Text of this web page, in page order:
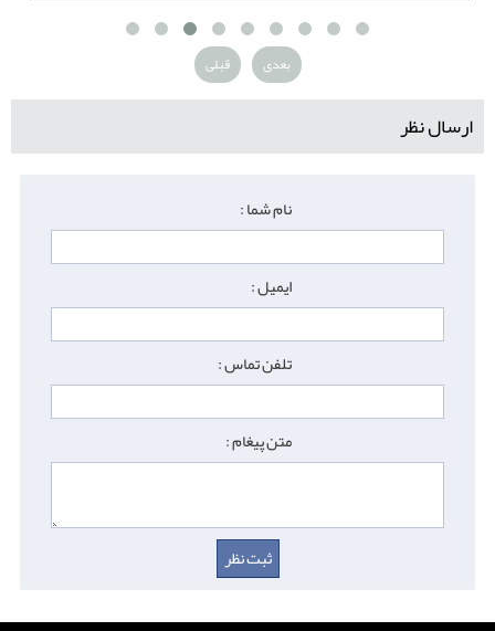
قبلی بعدی
ارسال نظر
نام شما :
ایمیل :
تلفن تماس :
متن پیغام :